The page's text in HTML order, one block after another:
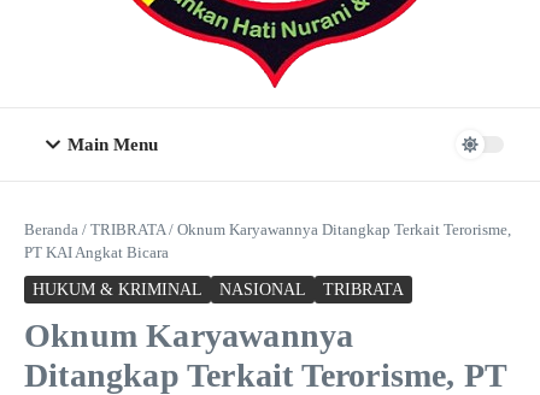
Main Menu
Beranda / TRIBRATA/ Oknum Karyawannya Ditangkap Terkait Terorisme,
PT KAI Angkat Bicara
HUKUM & KRIMINAL NASIONAL TRIBRATA
Oknum Karyawannya
Ditangkap Terkait Terorisme, PT